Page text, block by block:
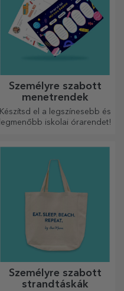
Személyre szabott
menetrendek
Készítsd el a legszínesebb és
legmenőbb iskolai órarendet!
Személyre szabott
strandtáskák